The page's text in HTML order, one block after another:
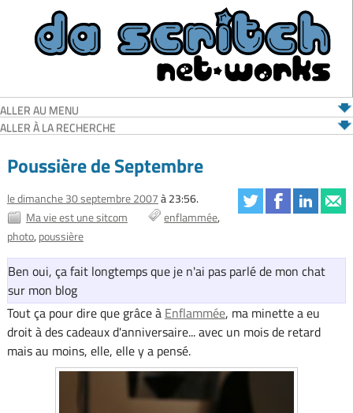
ALLER AU MENU
ALLER À LA RECHERCHE
Poussière de Septembre
le dimanche 30 septembre 2007à 23:56.
Ma vie est une sitcom
enflammée
photo poussière
Ben oui, ça fait longtemps que je n'ai pas parlé de mon chat
sur mon blog
Tout ça pour dire que grâce à Enflammée, ma minette a eu
droit à des cadeaux d'anniversaire... avec un mois de retard
mais au moins, elle, elle y a pensé.